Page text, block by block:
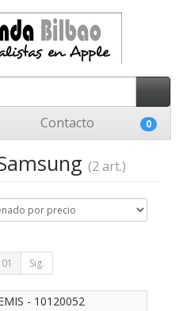
Contacto 0
(2 art.)
01 Sig.
- 10120052